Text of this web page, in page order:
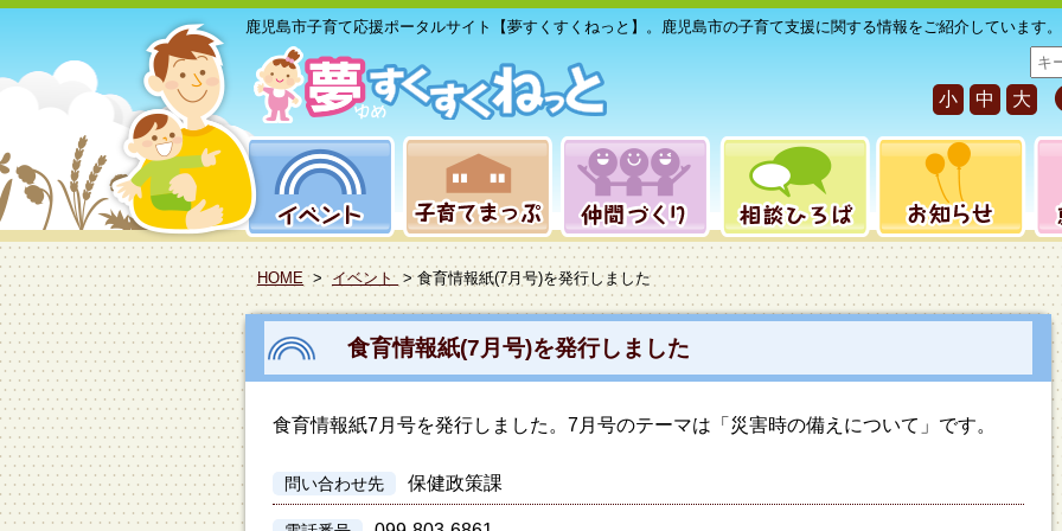
鹿児島市子育て応援ポータルサイト【夢すくすくねっと】。鹿児島市の子育て支援に関する情報をご紹介しています。
サ
イ
ト
内
小 中 大
HOME > イベント > 食育情報紙(7月号)を発行しました
食育情報紙(7月号)を発行しました
食育情報紙7月号を発行しました。7月号のテーマは「災害時の備えについて」です。
問い合わせ先 保健政策課